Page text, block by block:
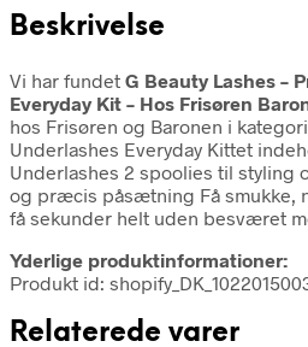
Beskrivelse
Vi har fundet G Beauty Lashes –
Everyday Kit – Hos Frisøren
hos Frisøren og Baronen i
Underlashes Everyday Kittet
Underlashes 2 spoolies til styling
og præcis påsætning Få smukke,
få sekunder helt uden besværet
Yderlige produktinformationer:
Produkt id:
Relaterede varer